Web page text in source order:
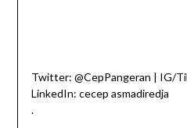
Twitter: @CepPangeran | IG/
LinkedIn: cecep asmadiredja
.